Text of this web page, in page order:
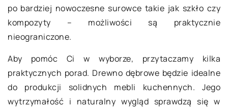
po bardziej nowoczesne surowce takie jak szkło czy
kompozyty – możliwości są praktycznie
nieograniczone.
Aby pomóc Ci w wyborze, przytaczamy kilka
praktycznych porad. Drewno dębrowe będzie idealne
do produkcji solidnych mebli kuchennych. Jego
wytrzymałość i naturalny wygląd sprawdzą się w